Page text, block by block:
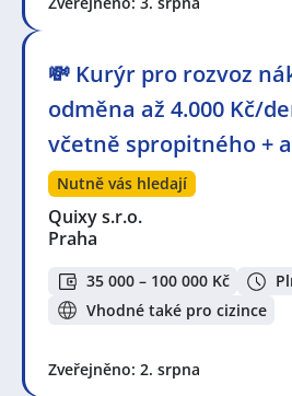
💸 Kurýr pro rozvoz
odměna až 4.000 Kč/
včetně spropitného +
Nutně vás hledají
Quixy s.r.o.
Praha
35 000 – 100 000 Kč
Vhodné také pro cizince
Zveřejněno: 2. srpna